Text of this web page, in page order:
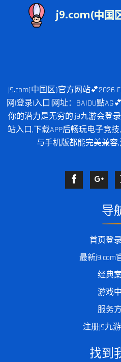
j9.com(中国区)官方网站💕2026
网|登录|入口|网址：BAIDU點
你的潜力是无穷的.j9九游会登
站入口,下载APP后畅玩电子竞
与手机版都能完美兼容,
导
首页登
最新j9.com
经典
游戏
服务
注册j9九
找到